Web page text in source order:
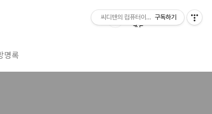
명록
씨디맨의 컴퓨터이야기구독하기